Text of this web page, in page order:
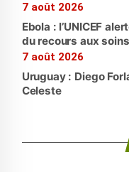
7 août 2026
Ebola : l’UNICEF
du recours aux
7 août 2026
Uruguay : Diego
Celeste